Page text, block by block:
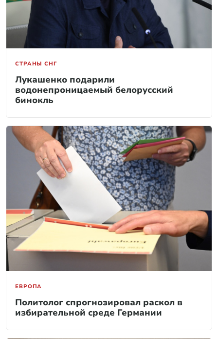
СТРАНЫ СНГ
Лукашенко подарили
водонепроницаемый белорусский
бинокль
ЕВРОПА
Политолог спрогнозировал раскол в
избирательной среде Германии